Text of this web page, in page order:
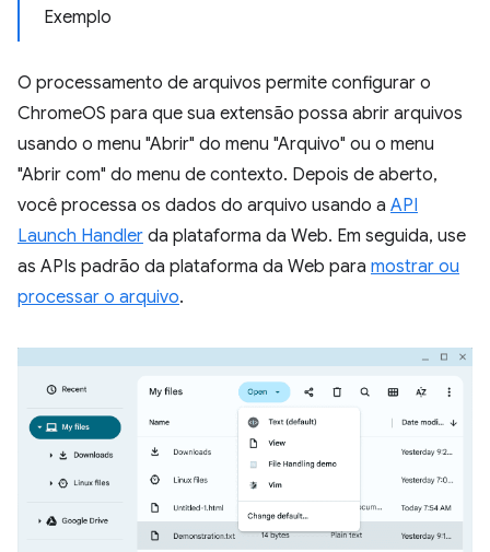
Exemplo
O processamento de arquivos permite configurar o
ChromeOS para que sua extensão possa abrir arquivos
usando o menu "Abrir" do menu "Arquivo" ou o menu
"Abrir com" do menu de contexto. Depois de aberto,
você processa os dados do arquivo usando a API
Launch Handler da plataforma da Web. Em seguida, use
as APIs padrão da plataforma da Web para mostrar ou
processar o arquivo.